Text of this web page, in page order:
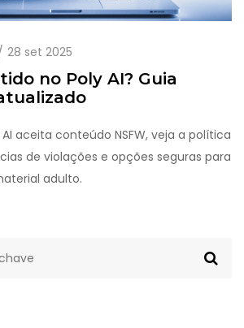
28 set 2025
no Poly AI? Guia
aceita conteúdo NSFW, veja a política
de violações e opções seguras para
adulto.